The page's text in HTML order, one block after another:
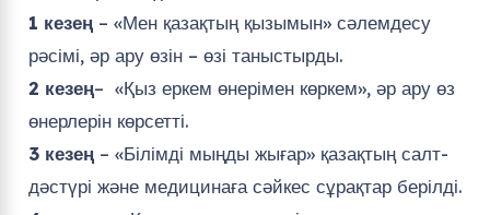
1 кезең– «Мен қазақтың қызымын» сәлемдесу
рәсімі, әр ару өзін – өзі таныстырды.
2 кезең– «Қыз еркем өнерімен көркем», әр ару өз
өнерлерін көрсетті.
3 кезең– «Білімді мыңды жығар» қазақтың салт-
дәстүрі және медицинаға сәйкес сұрақтар берілді.